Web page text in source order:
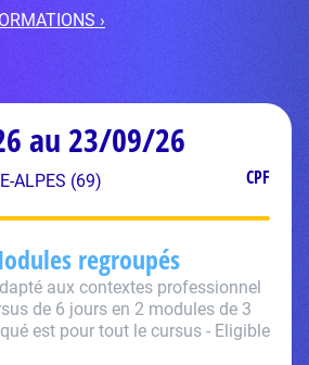
›
au 23/09/26
ALPES (69) CPF
regroupés
aux contextes professionnel
de 6 jours en 2 modules de 3
est pour tout le cursus - Eligible